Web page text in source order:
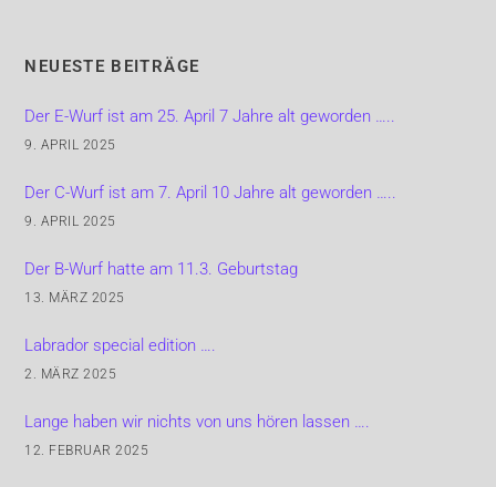
NEUESTE BEITRÄGE
Der E-Wurf ist am 25. April 7 Jahre alt geworden …..
9. APRIL 2025
Der C-Wurf ist am 7. April 10 Jahre alt geworden …..
9. APRIL 2025
Der B-Wurf hatte am 11.3. Geburtstag
13. MÄRZ 2025
Labrador special edition ….
2. MÄRZ 2025
Lange haben wir nichts von uns hören lassen ….
12. FEBRUAR 2025